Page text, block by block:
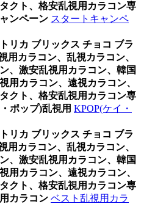
クト、格安乱視用カラコン専
ンペーン スタートキャンペ
リカ ブリックス チョコ ブラ
用カラコン、乱視カラコン、
、激安乱視用カラコン、韓国
用カラコン、遠視カラコン、
クト、格安乱視用カラコン専
ポップ)乱視用 KPOP(ケイ・
リカ ブリックス チョコ ブラ
用カラコン、乱視カラコン、
、激安乱視用カラコン、韓国
用カラコン、遠視カラコン、
クト、格安乱視用カラコン専
カラコン ベスト乱視用カラ